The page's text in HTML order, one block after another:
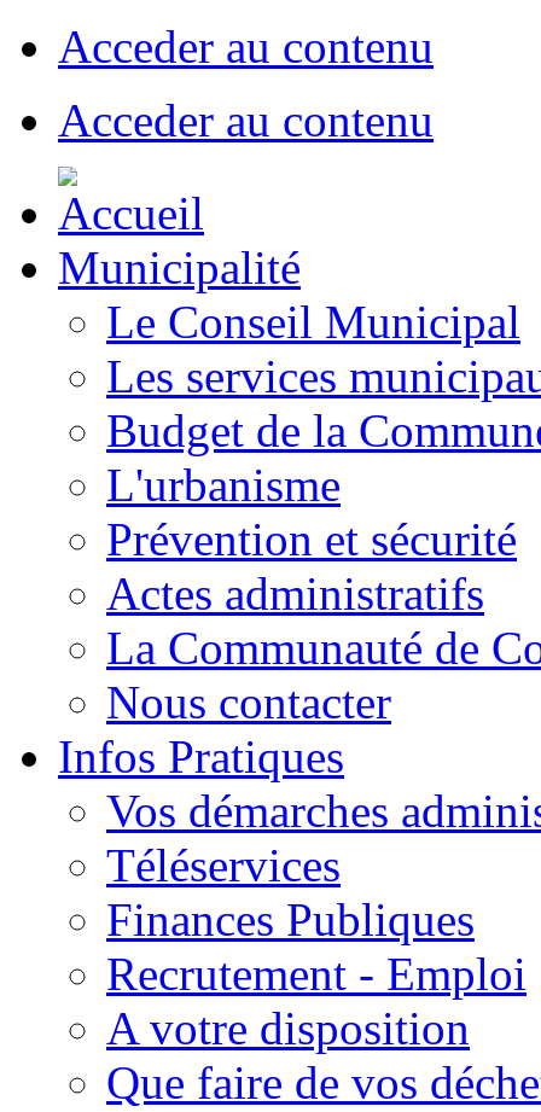
Acceder au contenu
Acceder au contenu
Municipalité
Le Conseil Municipal
Les services
Budget de la
L'urbanisme
Prévention et sécurité
Actes administratifs
La Communauté de
Nous contacter
Infos Pratiques
Vos démarches
Téléservices
Finances Publiques
Recrutement - Emploi
A votre disposition
Que faire de vos